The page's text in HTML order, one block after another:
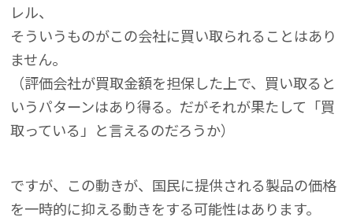
レル、
そういうものがこの会社に買い取られることはあり
ません。
（評価会社が買取金額を担保した上で、買い取ると
いうパターンはあり得る。だがそれが果たして「買
取っている」と言えるのだろうか）
ですが、この動きが、国民に提供される製品の価格
を一時的に抑える動きをする可能性はあります。